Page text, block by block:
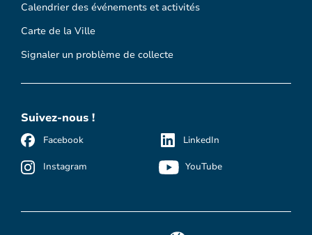
Calendrier des événements et activités
Carte de la Ville
Signaler un problème de collecte
Suivez-nous !
Facebook
Instagram
LinkedIn
YouTube